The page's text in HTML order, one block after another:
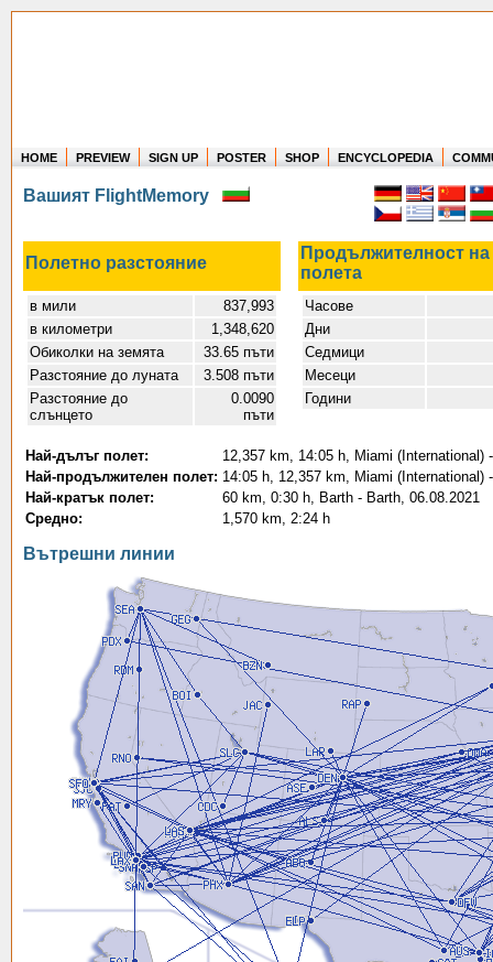
Where in the world have you flown?
How long have you been in the air?
Create your own FlightMemory and see!
HOME PREVIEW SIGN UP POSTER SHOP ENCYCLOPEDIA
Вашият FlightMemory
Полетно разстояние
Продължителност на
полета
в мили
837,993
в километри
1,348,620
Обиколки на земята
33.65 пъти
Разстояние до луната
3.508 пъти
Разстояние до
слънцето
0.0090
пъти
Часове
Дни
Седмици
Месеци
Години
Най-дълъг полет:
12,357 km, 14:05 h, Miami (International)
Най-продължителен полет: 14:05 h, 12,357 km, Miami (International)
Най-кратък полет:
60 km, 0:30 h, Barth - Barth, 06.08.2021
Средно:
1,570 km, 2:24 h
Вътрешни линии